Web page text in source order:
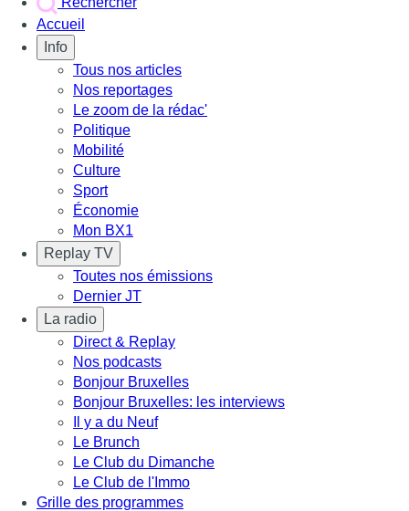
Accueil
Info
Tous nos articles
Nos reportages
Le zoom de la rédac'
Politique
Mobilité
Culture
Sport
Économie
Mon BX1
Replay TV
Toutes nos émissions
Dernier JT
La radio
Direct & Replay
Nos podcasts
Bonjour Bruxelles
Bonjour Bruxelles: les interviews
Il y a du Neuf
Le Brunch
Le Club du Dimanche
Le Club de l'Immo
Grille des programmes